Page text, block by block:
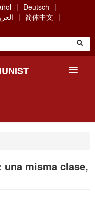
Deutsch
简体中文
misma clase,